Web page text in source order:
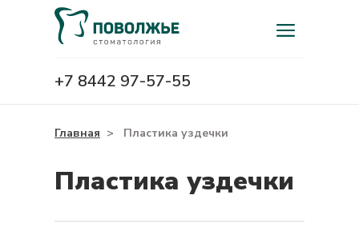
+7 8442 97-57-55
Главная > Пластика уздечки
Пластика уздечки